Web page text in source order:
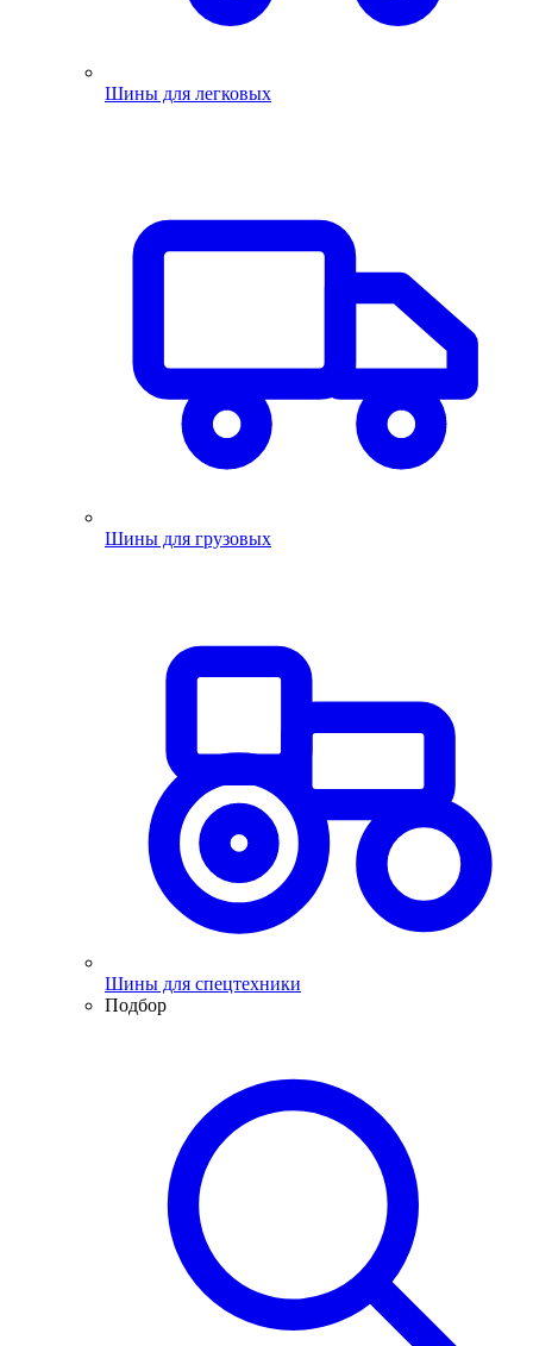
Шины для легковых
Шины для грузовых
Шины для спецтехники
Подбор